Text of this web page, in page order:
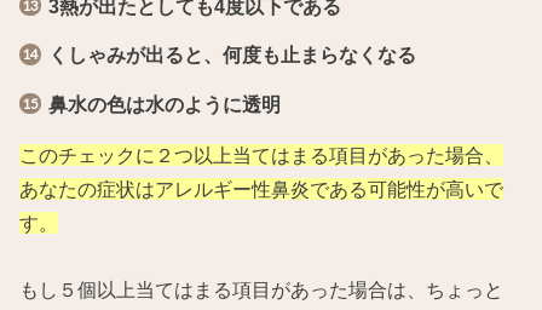
3熱が出たとしても4度以下である
くしゃみが出ると、何度も止まらなくなる
鼻水の色は水のように透明
このチェックに２つ以上当てはまる項目があった場合、
あなたの症状はアレルギー性鼻炎である可能性が高いで
す。
もし５個以上当てはまる項目があった場合は、ちょっと